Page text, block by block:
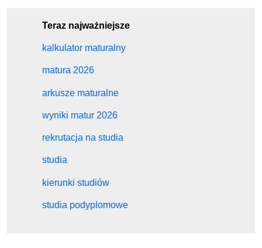
Teraz najważniejsze
kalkulator maturalny
matura 2026
arkusze maturalne
wyniki matur 2026
rekrutacja na studia
studia
kierunki studiów
studia podyplomowe